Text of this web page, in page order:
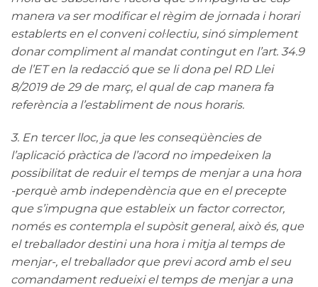
manera va ser modificar el règim de jornada i horari
establerts en el conveni col·lectiu, sinó simplement
donar compliment al mandat contingut en l’art. 34.9
de l’ET en la redacció que se li dona pel RD Llei
8/2019 de 29 de març, el qual de cap manera fa
referència a l’establiment de nous horaris.
3. En tercer lloc, ja que les conseqüències de
l’aplicació pràctica de l’acord no impedeixen la
possibilitat de reduir el temps de menjar a una hora
-perquè amb independència que en el precepte
que s’impugna que estableix un factor corrector,
només es contempla el supòsit general, això és, que
el treballador destini una hora i mitja al temps de
menjar-, el treballador que previ acord amb el seu
comandament redueixi el temps de menjar a una